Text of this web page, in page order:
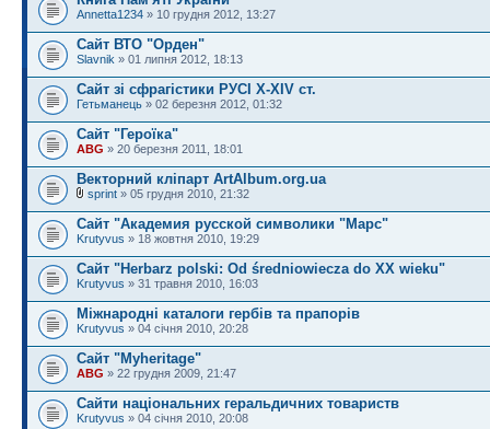
Annetta1234 » 10 грудня 2012, 13:27
Сайт ВТО "Орден"
Slavnik » 01 липня 2012, 18:13
Сайт зі сфрагістики РУСІ X-XIV ст.
Гетьманець » 02 березня 2012, 01:32
Сайт "Героїка"
ABG » 20 березня 2011, 18:01
Векторний кліпарт ArtAlbum.org.ua
sprint » 05 грудня 2010, 21:32
Сайт "Академия русской символики "Марс"
Krutyvus » 18 жовтня 2010, 19:29
Сайт "Herbarz polski: Od średniowiecza do XX wieku"
Krutyvus » 31 травня 2010, 16:03
Міжнародні каталоги гербів та прапорів
Krutyvus » 04 січня 2010, 20:28
Сайт "Myheritage"
ABG » 22 грудня 2009, 21:47
Сайти національних геральдичних товариств
Krutyvus » 04 січня 2010, 20:08